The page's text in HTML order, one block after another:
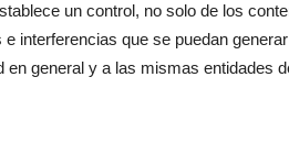
un control, no solo de los
interferencias que se puedan
en general y a las mismas entidades